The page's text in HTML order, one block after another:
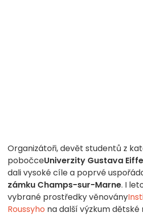
Organizátoři, devět studentů z
pobočceUniverzity Gustava
dali vysoké cíle a poprvé
zámku Champs-sur-Marne. I
vybrané prostředky věnovány
Roussyho na další výzkum dětské